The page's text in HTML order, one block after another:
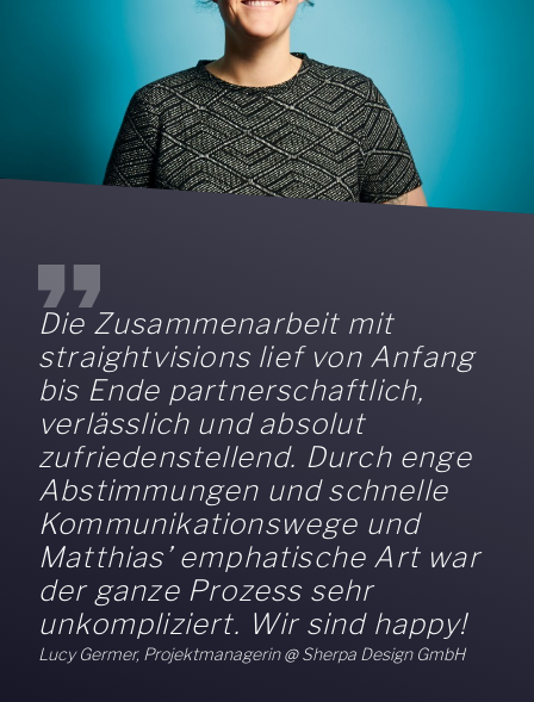
Die Zusammenarbeit mit
straightvisions lief von Anfang
bis Ende partnerschaftlich,
verlässlich und absolut
zufriedenstellend. Durch enge
Abstimmungen und schnelle
Kommunikationswege und
Matthias’ emphatische Art war
der ganze Prozess sehr
unkompliziert. Wir sind happy!
Lucy Germer, Projektmanagerin @ Sherpa Design GmbH